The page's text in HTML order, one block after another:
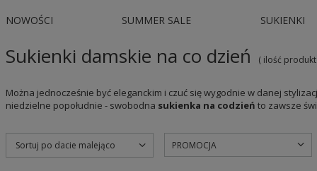
NOWOŚCI SUMMER SALE SUKIENKI
Sukienki damskie na co dzień ( ilość
Można jednocześnie być eleganckim i czuć się wygodnie w danej
niedzielne popołudnie - swobodna sukienka na codzień to zawsze
Sortuj po dacie malejąco PROMOCJA